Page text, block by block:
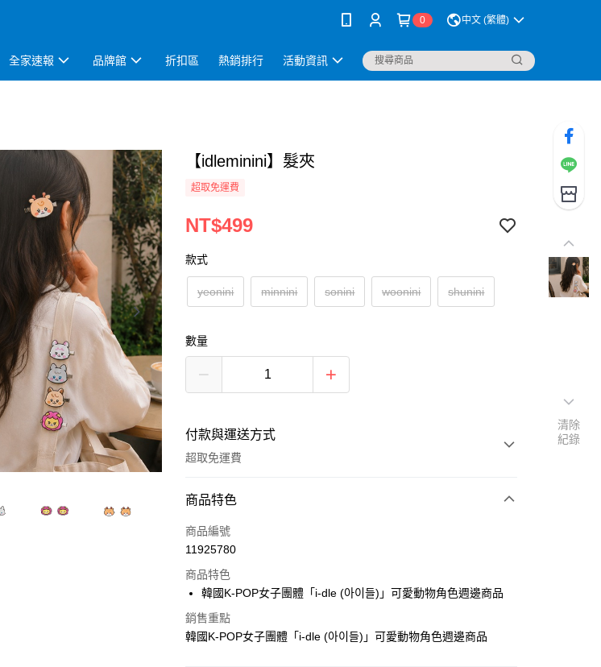
0 中文 (繁體)
全家速報 品牌館 折扣區 熱銷排行 活動資訊
【idleminini】髮夾
超取免運費
NT$499
款式
yeonini minnini sonini woonini shunini
數量
付款與運送方式
超取免運費
付款方式
全家線上支付
運送方式
全家取貨付款
商品特色
商品編號
11925780
商品特色
韓國K-POP女子團體「i-dle (아이들)」可愛動物角色週邊商品
銷售重點
韓國K-POP女子團體「i-dle (아이들)」可愛動物角色週邊商品
清除
紀錄